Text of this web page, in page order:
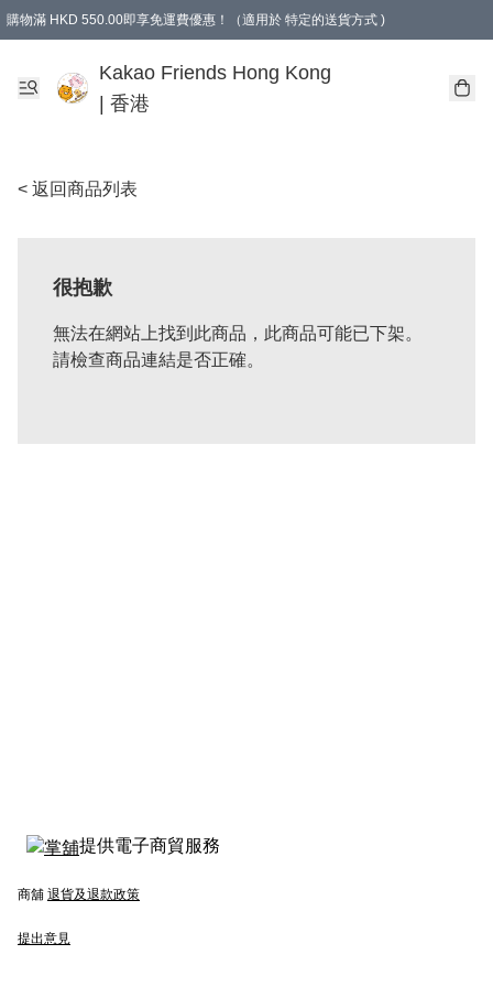
購物滿 HKD 550.00即享免運費優惠！（適用於 特定的送貨方式 )
Kakao Friends Hong Kong
| 香港
< 返回商品列表
很抱歉
無法在網站上找到此商品，此商品可能已下架。
請檢查商品連結是否正確。
提供電子商貿服務
商舖 退貨及退款政策
提出意見